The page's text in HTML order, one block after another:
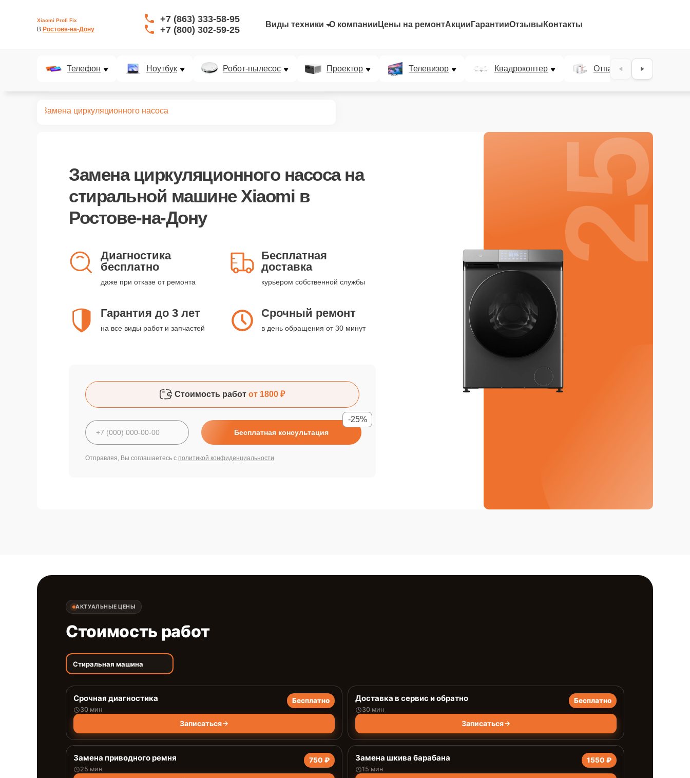
Xiaomi Profi Fix
В Ростове-на-Дону
+7 (863) 333-58-95
+7 (800) 302-59-25
Виды техники О компании Цены на ремонтАкции ГарантииОтзывы Контакты
Телефон Ноутбук Робот-пылесос Проектор Телевизор Квадрокоптер Отпариватель
Замена циркуляционного насоса
Замена циркуляционного насосана
стиральной машине Xiaomi в
Ростове-на-Дону
Диагностика
бесплатно
даже при отказе от ремонта
Бесплатная
доставка
курьером собственной службы
Гарантия до 3 лет
на все виды работ и запчастей
Срочный ремонт
в день обращения от 30 минут
Стоимость работ от 1800 ₽
Бесплатная консультация
-25%
Отправляя, Вы соглашаетесь с политикой конфиденциальности
25%
АКТУАЛЬНЫЕ ЦЕНЫ
Стоимость работ
Стиральная машина
Срочная диагностика
30 мин
Бесплатно
Записаться
Доставка в сервис и обратно
30 мин
Бесплатно
Записаться
Замена приводного ремня
25 мин
750 ₽ Замена шкива барабана
15 мин
1550 ₽